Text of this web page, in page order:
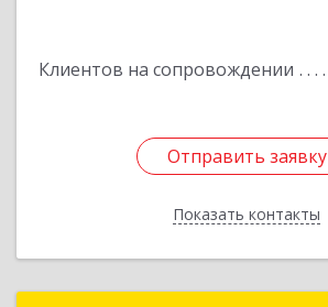
Клиентов на сопровождении
Отправить заявку
Показать контакты
Отправить заявку
Назад